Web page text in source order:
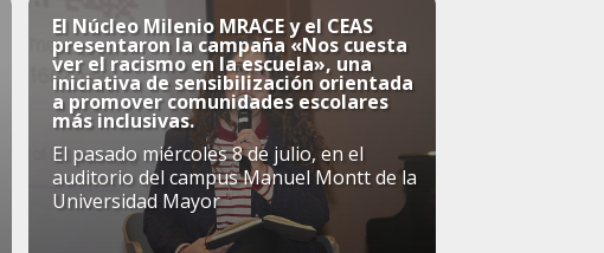
El Núcleo Milenio MRACE y el CEAS
presentaron la campaña «Nos cuesta
ver el racismo en la escuela», una
iniciativa de sensibilización orientada
a promover comunidades escolares
más inclusivas.
El pasado miércoles 8 de julio, en el
auditorio del campus Manuel Montt de la
Universidad Mayor